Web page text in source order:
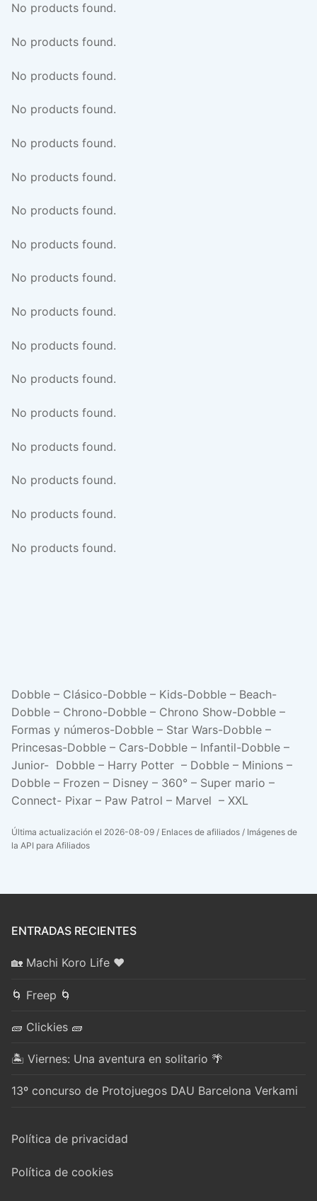
No products found.
No products found.
No products found.
No products found.
No products found.
No products found.
No products found.
No products found.
No products found.
No products found.
No products found.
No products found.
No products found.
No products found.
No products found.
No products found.
No products found.
Dobble – Clásico-Dobble – Kids-Dobble – Beach-
Dobble – Chrono-Dobble – Chrono Show-Dobble –
Formas y números-Dobble – Star Wars-Dobble –
Princesas-Dobble – Cars-Dobble – Infantil-Dobble –
Junior- Dobble – Harry Potter – Dobble – Minions –
Dobble – Frozen – Disney – 360° – Super mario –
Connect- Pixar – Paw Patrol – Marvel – XXL
Última actualización el 2026-08-09 / Enlaces de afiliados / Imágenes de
la API para Afiliados
ENTRADAS RECIENTES
🏡 Machi Koro Life ❤️
🌀 Freep 🌀
🧱 Clickies 🧱
🏝️ Viernes: Una aventura en solitario 🌴
13º concurso de Protojuegos DAU Barcelona Verkami
Política de privacidad
Política de cookies